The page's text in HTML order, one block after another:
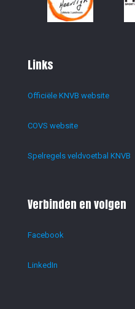
Links
Officiële KNVB website
COVS website
Spelregels veldvoetbal KNVB
Verbinden en volgen
Facebook
LinkedIn